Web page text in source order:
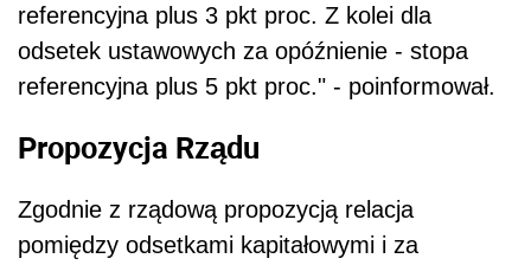
referencyjna plus 3 pkt proc. Z kolei dla
odsetek ustawowych za opóźnienie - stopa
referencyjna plus 5 pkt proc." - poinformował.
Propozycja Rządu
Zgodnie z rządową propozycją relacja
pomiędzy odsetkami kapitałowymi i za